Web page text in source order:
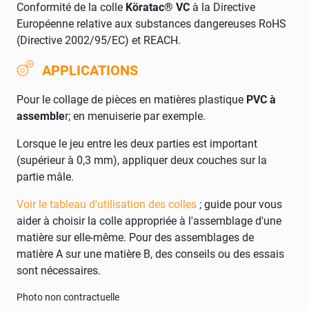
Conformité de la colle Köratac® VC à la Directive
Européenne relative aux substances dangereuses RoHS
(Directive 2002/95/EC) et REACH.
APPLICATIONS
Pour le collage de pièces en matières plastique PVC à
assembler; en menuiserie par exemple.
Lorsque le jeu entre les deux parties est important
(supérieur à 0,3 mm), appliquer deux couches sur la
partie mâle.
Voir le tableau d'utilisation des colles ; guide pour vous
aider à choisir la colle appropriée à l'assemblage d'une
matière sur elle-même. Pour des assemblages de
matière A sur une matière B, des conseils ou des essais
sont nécessaires.
Photo non contractuelle